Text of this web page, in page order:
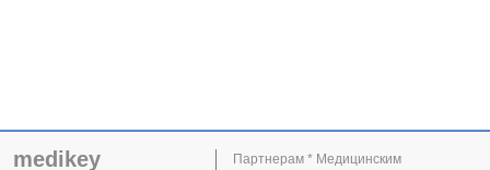
medikey
Партнерам * Медицинским